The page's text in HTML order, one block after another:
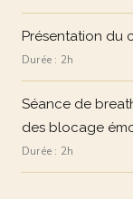
Présentation du
Durée : 2h
Séance de
des blocage
Durée : 2h